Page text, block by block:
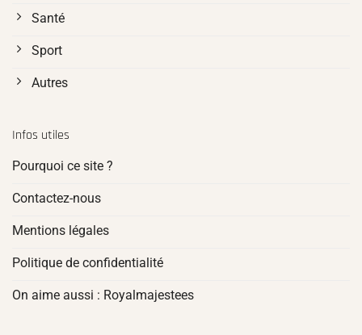
Santé
Sport
Autres
Infos utiles
Pourquoi ce site ?
Contactez-nous
Mentions légales
Politique de confidentialité
On aime aussi : Royalmajestees